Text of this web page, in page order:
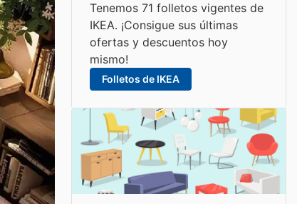
Tenemos 71 folletos vigentes de
IKEA. ¡Consigue sus últimas
ofertas y descuentos hoy
mismo!
Folletos de IKEA